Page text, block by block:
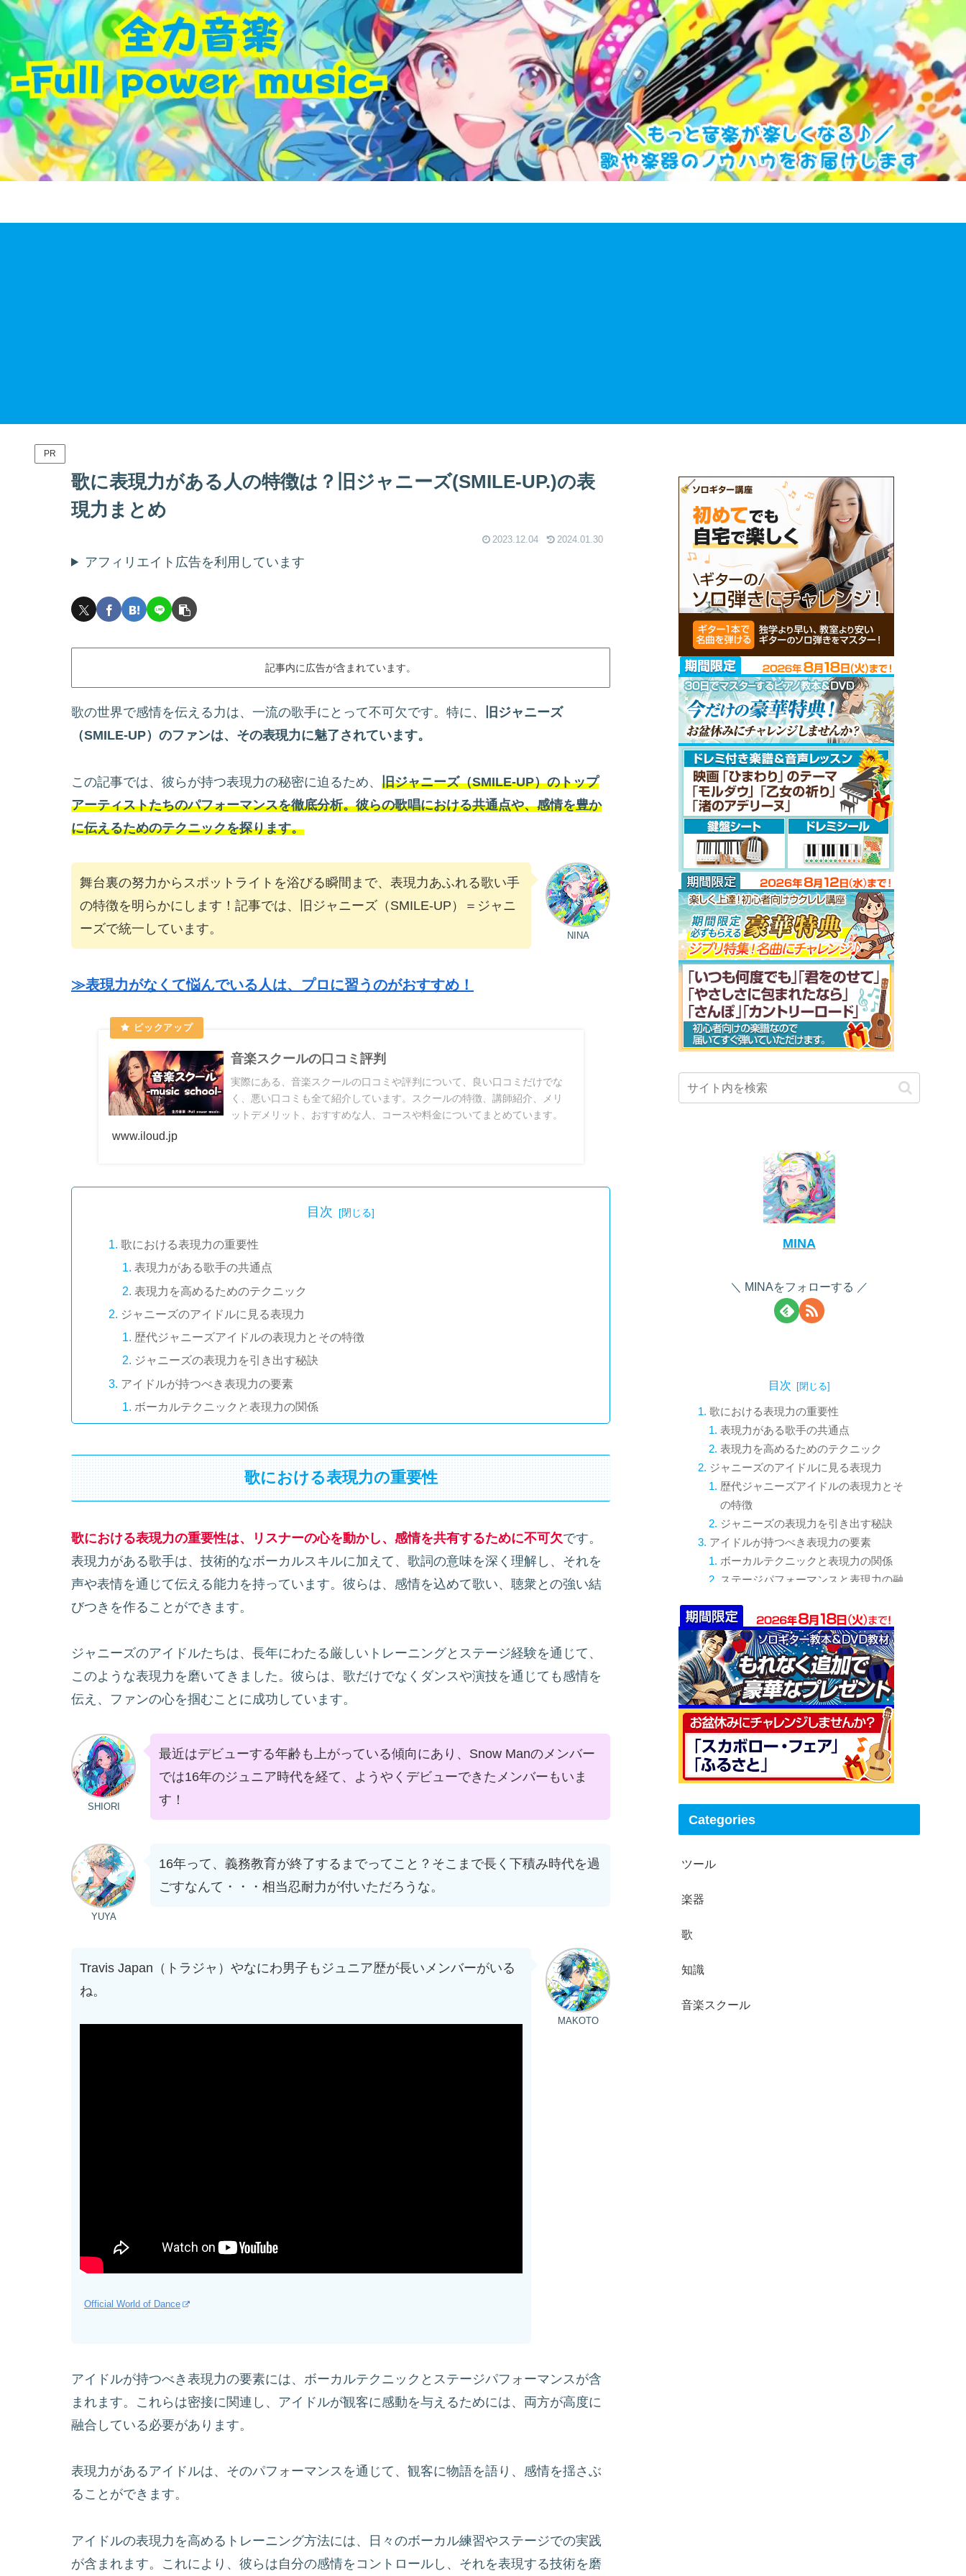
PR
歌に表現力がある人の特徴は？旧ジャニーズ(SMILE-UP.)の表
現力まとめ
2023.12.04 2024.01.30
アフィリエイト広告を利用しています
記事内に広告が含まれています。
歌の世界で感情を伝える力は、一流の歌手にとって不可欠です。特に、
旧ジャニーズ
（SMILE-UP）のファンは、その表現力に魅了されています。
この記事では、彼らが持つ表現力の秘密に迫るため、 旧ジャニーズ（SMILE-UP）のトップ
アーティストたちのパフォーマンスを徹底分析。彼らの歌唱における共通点や、感情を豊か
に伝えるためのテクニックを探ります。
NINA
舞台裏の努力からスポットライトを浴びる瞬間まで、表現力あふれる歌い手
の特徴を明らかにします！記事では、旧ジャニーズ（SMILE-UP）＝ジャニ
ーズで統一しています。
≫表現力がなくて悩んでいる人は、プロに習うのがおすすめ ！
音楽スクールの口コミ評判
実際にある、音楽スクールの口コミや評判について、良い口コミだけでな
く、悪い口コミも全て紹介しています。スクールの特徴、講師紹介、メリ
ットデメリット、おすすめな人、コースや料金についてまとめています。
www.iloud.jp
目次
歌における表現力の重要性
表現力がある歌手の共通点
表現力を高めるためのテクニック
ジャニーズのアイドルに見る表現力
歴代ジャニーズアイドルの表現力とその特徴
ジャニーズの表現力を引き出す秘訣
アイドルが持つべき表現力の要素
ボーカルテクニックと表現力の関係
表現力があるアイドルのパフォーマンス分析
感情を伝える表現力豊かなパフォーマンス事例
ジャニーズから見る、歌に表現力がある人の特徴
歌における表現力の重要性
歌における表現力の重要性は、リスナーの心を動かし、感情を共有するために不可欠です。
表現力がある歌手は、技術的なボーカルスキルに加えて、歌詞の意味を深く理解し、それを
声や表情を通じて伝える能力を持っています。彼らは、感情を込めて歌い、聴衆との強い結
びつきを作ることができます。
ジャニーズのアイドルたちは、長年にわたる厳しいトレーニングとステージ経験を通じて、
このような表現力を磨いてきました。彼らは、歌だけでなくダンスや演技を通じても感情を
伝え、ファンの心を掴むことに成功しています。
SHIORI
最近はデビューする年齢も上がっている傾向にあり、Snow Manのメンバー
では16年のジュニア時代を経て、ようやくデビューできたメンバーもいま
す！
YUYA
16年って、義務教育が終了するまでってこと？そこまで長く下積み時代を過
ごすなんて・・・相当忍耐力が付いただろうな。
MAKOTO
Travis Japan（トラジャ）やなにわ男子もジュニア歴が長いメンバーがいる
ね。
Official World of Dance
アイドルが持つべき表現力の要素には、ボーカルテクニックとステージパフォーマンスが含
まれます。これらは密接に関連し、アイドルが観客に感動を与えるためには、両方が高度に
融合している必要があります。
表現力があるアイドルは、そのパフォーマンスを通じて、観客に物語を語り、感情を揺さぶ
ることができます。
アイドルの表現力を高めるトレーニング方法には、日々のボーカル練習やステージでの実践
が含まれます。これにより、彼らは自分の感情をコントロールし、それを表現する技術を磨
MINA
MINAをフォローする
目次
歌における表現力の重要性
表現力がある歌手の共通点
表現力を高めるためのテクニック
ジャニーズのアイドルに見る表現力
歴代ジャニーズアイドルの表現力とそ
の特徴
ジャニーズの表現力を引き出す秘訣
アイドルが持つべき表現力の要素
ボーカルテクニックと表現力の関係
ステージパフォーマンスと表現力の融
表現力があるアイドルのパフォーマンス
分析
感情を伝える表現力豊かなパフォーマ
ンス事例
ジャニーズから見る、歌に表現力があ
る人の特徴
Categories
ツール
楽器
歌
知識
音楽スクール